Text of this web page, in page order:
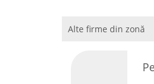
Alte firme din zonă